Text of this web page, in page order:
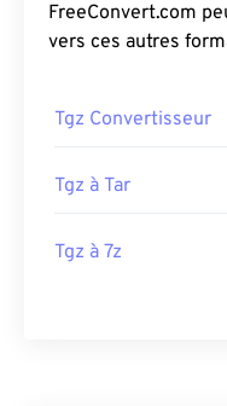
FreeConvert.com
vers ces autres
Tgz Convertisseur
Tgz à Tar
Tgz à 7z